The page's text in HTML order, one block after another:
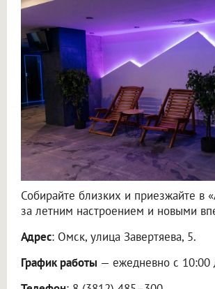
Собирайте близких и приезжайте в
за летним настроением и новыми
Адрес: Омск, улица Завертяева, 5.
График работы — ежедневно с 10:00